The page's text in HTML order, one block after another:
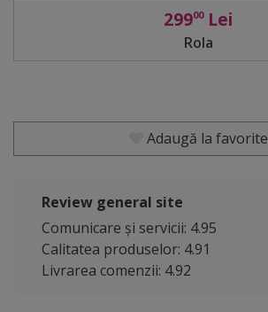
29900Lei
Rola
Adaugă la favorite
Review general site
Comunicare și servicii: 4.95
Calitatea produselor: 4.91
Livrarea comenzii: 4.92